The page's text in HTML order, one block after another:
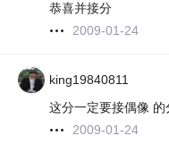
恭喜并接分
2009-01-24
king19840811
这分一定要接偶像 的
2009-01-24